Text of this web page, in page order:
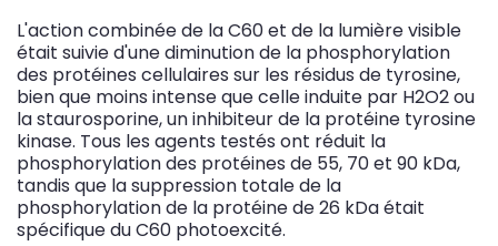
L'action combinée de la C60 et de la lumière visible
était suivie d'une diminution de la phosphorylation
des protéines cellulaires sur les résidus de tyrosine,
bien que moins intense que celle induite par H2O2 ou
la staurosporine, un inhibiteur de la protéine tyrosine
kinase. Tous les agents testés ont réduit la
phosphorylation des protéines de 55, 70 et 90 kDa,
tandis que la suppression totale de la
phosphorylation de la protéine de 26 kDa était
spécifique du C60 photoexcité.